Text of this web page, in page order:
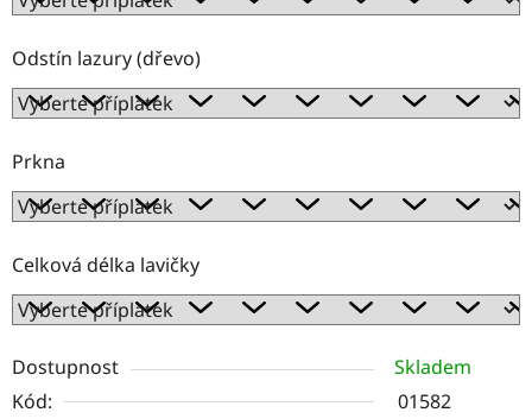
Odstín lazury (dřevo)
Prkna
Celková délka lavičky
Dostupnost
Skladem
Kód:
01582